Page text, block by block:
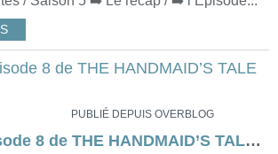
PUBLIÉ DEPUIS OVERBLOG
Saison 5 - Épisode 8 de THE HANDMAID’S TALE (Motherland)